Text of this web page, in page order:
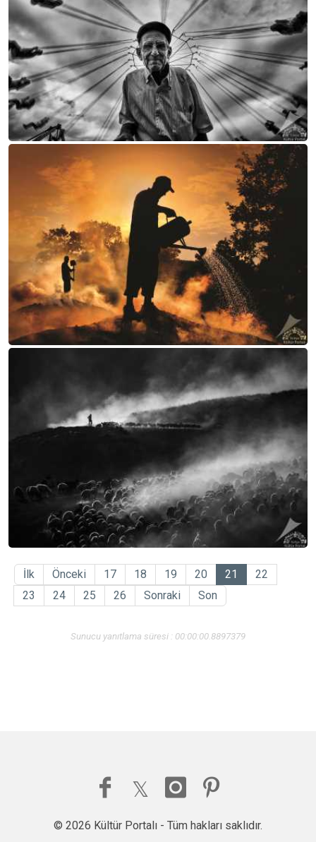
İlk Önceki 17 18 19 20 21
22
23
24 25 26 Sonraki Son
Sunucu yanıtlama süresi : 00:00:00.8897379
© 2026 Kültür Portalı - Tüm hakları saklıdır.